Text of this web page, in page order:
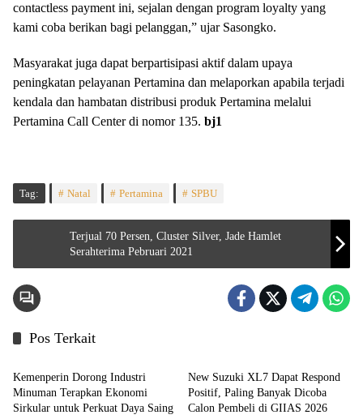
contactless payment ini, sejalan dengan program loyalty yang
kami coba berikan bagi pelanggan,” ujar Sasongko.
Masyarakat juga dapat berpartisipasi aktif dalam upaya
peningkatan pelayanan Pertamina dan melaporkan apabila terjadi
kendala dan hambatan distribusi produk Pertamina melalui
Pertamina Call Center di nomor 135. bj1
Tag: Natal Pertamina SPBU
Terjual 70 Persen, Cluster Silver, Jade Hamlet
Serahterima Pebruari 2021
Pos Terkait
Headline
Kemenperin Dorong Industri
Minuman Terapkan Ekonomi
Sirkular untuk Perkuat Daya Saing
New Suzuki XL7 Dapat Respond
Positif, Paling Banyak Dicoba
Calon Pembeli di GIIAS 2026
Headline